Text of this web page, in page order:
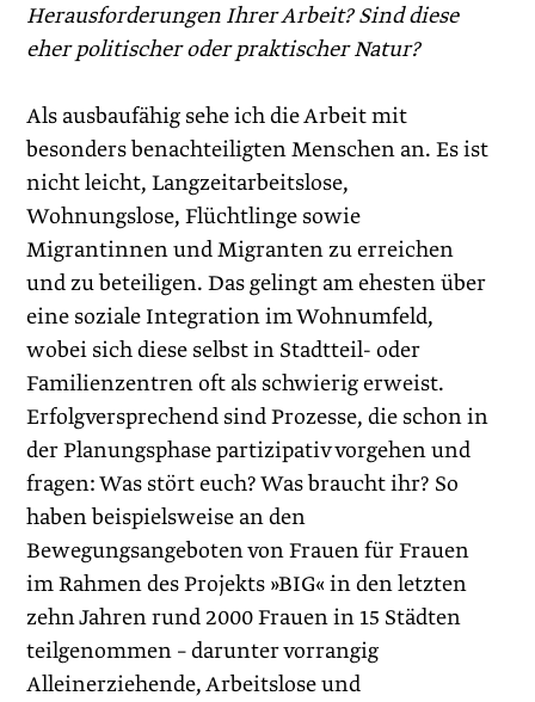
Herausforderungen Ihrer Arbeit? Sind diese
eher politischer oder praktischer Natur?
Als ausbaufähig sehe ich die Arbeit mit
besonders benachteiligten Menschen an. Es ist
nicht leicht, Langzeitarbeitslose,
Wohnungslose, Flüchtlinge sowie
Migrantinnen und Migranten zu erreichen
und zu beteiligen. Das gelingt am ehesten über
eine soziale Integration im Wohnumfeld,
wobei sich diese selbst in Stadtteil- oder
Familien­zentren oft als schwierig erweist.
Erfolgversprechend sind Prozesse, die schon in
der Planungsphase partizipativ vorgehen und
fragen: Was stört euch? Was braucht ihr? So
haben beispielsweise an den
Bewegungsangeboten von Frauen für Frauen
im Rahmen des Projekts »BIG« in den letzten
zehn Jahren rund 2000 Frauen in 15 Städten
teilgenommen – darunter vorrangig
Alleinerziehende, Arbeitslose und